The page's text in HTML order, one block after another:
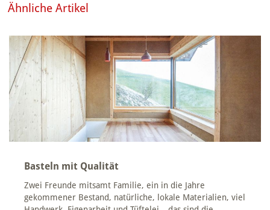
Ähnliche Artikel
Basteln mit Qualität
Zwei Freunde mitsamt Familie, ein in die Jahre
gekommener Bestand, natürliche, lokale Materialien, viel